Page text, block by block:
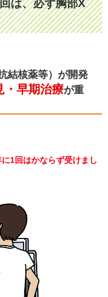
は、必ず胸部X
結核薬等）が開発
・早期治療が重
1回はかならず受けまし